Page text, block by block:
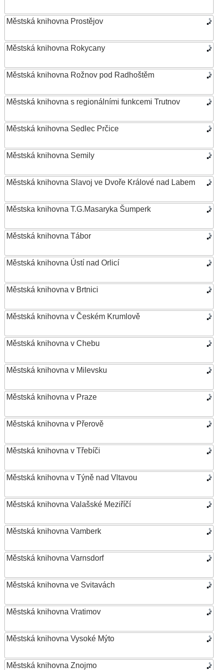
Městská knihovna Prostějov
Městská knihovna Rokycany
Městská knihovna Rožnov pod Radhoštěm
Městská knihovna s regionálními funkcemi Trutnov
Městská knihovna Sedlec Prčice
Městská knihovna Semily
Městská knihovna Slavoj ve Dvoře Králové nad Labem
Městska knihovna T.G.Masaryka Šumperk
Městská knihovna Tábor
Městská knihovna Ústí nad Orlicí
Městská knihovna v Brtnici
Městská knihovna v Českém Krumlově
Městská knihovna v Chebu
Městská knihovna v Milevsku
Městská knihovna v Praze
Městská knihovna v Přerově
Městská knihovna v Třebíči
Městská knihovna v Týně nad Vltavou
Městská knihovna Valašské Meziříčí
Městská knihovna Vamberk
Městská knihovna Varnsdorf
Městská knihovna ve Svitavách
Městská knihovna Vratimov
Městská knihovna Vysoké Mýto
Městská knihovna Znojmo